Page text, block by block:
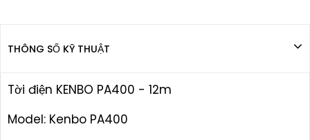
THÔNG SỐ KỸ THUẬT
Tời điện KENBO PA400 - 12m
Model: Kenbo PA400